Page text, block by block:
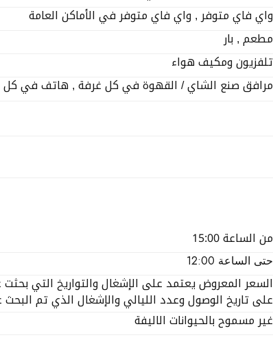
واي فاي متوفر , واي فاي متوفر في الأماكن العامة
مطعم , بار
تلفزيون ومكيف هواء
مرافق صنع الشاي / القهوة في كل غرفة , هاتف في كل
من الساعة 15:00
حتى الساعة 12:00
السعر المعروض يعتمد على الإشغال والتواريخ التي بحثت
على تاريخ الوصول وعدد الليالي والإشغال الذي تم
غير مسموح بالحيوانات الاليفة